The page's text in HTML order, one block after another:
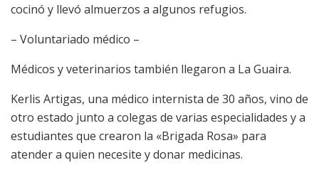
cocinó y llevó almuerzos a algunos refugios.
– Voluntariado médico –
Médicos y veterinarios también llegaron a La Guaira.
Kerlis Artigas, una médico internista de 30 años, vino de
otro estado junto a colegas de varias especialidades y a
estudiantes que crearon la «Brigada Rosa» para
atender a quien necesite y donar medicinas.